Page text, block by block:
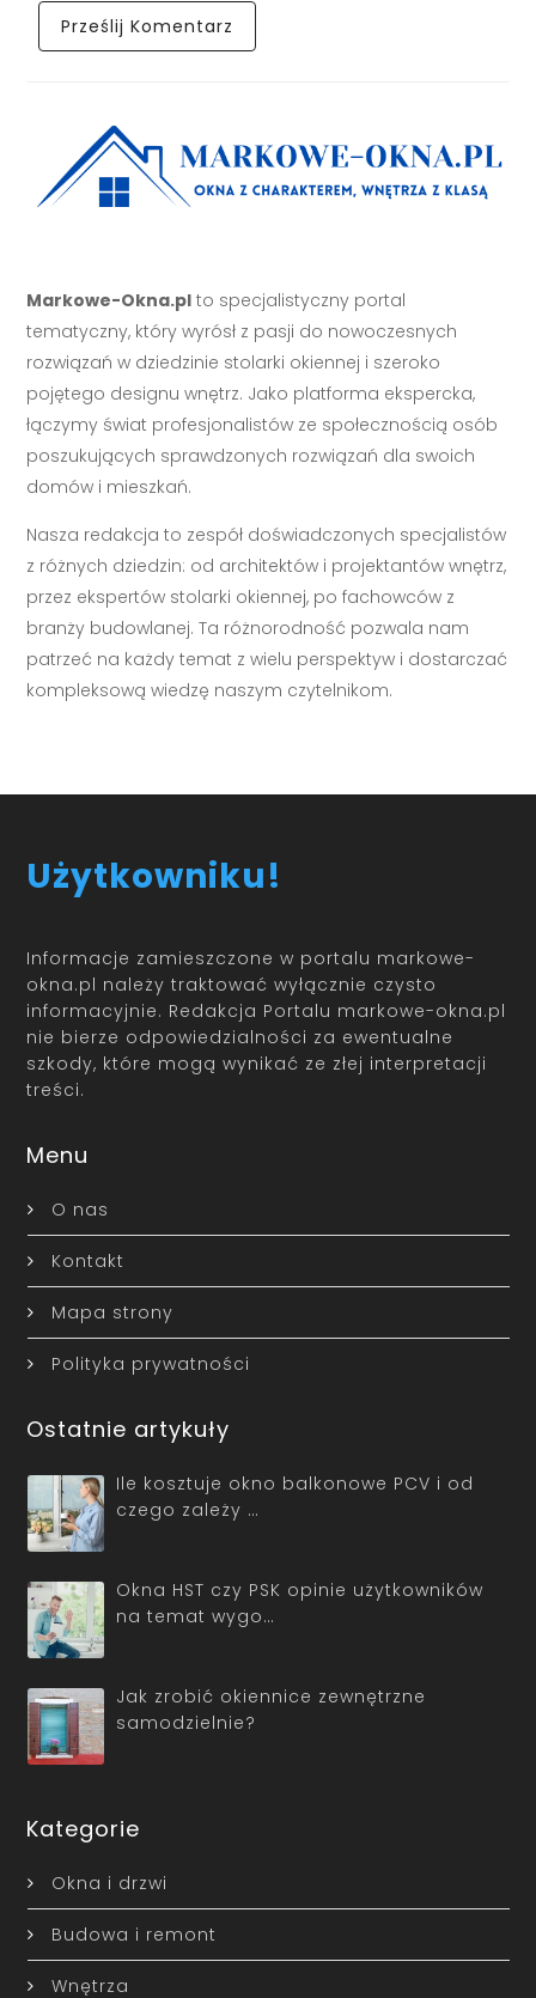
Markowe-Okna.pl to specjalistyczny portal
tematyczny, który wyrósł z pasji do nowoczesnych
rozwiązań w dziedzinie stolarki okiennej i szeroko
pojętego designu wnętrz. Jako platforma ekspercka,
łączymy świat profesjonalistów ze społecznością osób
poszukujących sprawdzonych rozwiązań dla swoich
domów i mieszkań.
Nasza redakcja to zespół doświadczonych specjalistów
z różnych dziedzin: od architektów i projektantów wnętrz,
przez ekspertów stolarki okiennej, po fachowców z
branży budowlanej. Ta różnorodność pozwala nam
patrzeć na każdy temat z wielu perspektyw i dostarczać
kompleksową wiedzę naszym czytelnikom.
Użytkowniku!
Informacje zamieszczone w portalu markowe-
okna.pl należy traktować wyłącznie czysto
informacyjnie. Redakcja Portalu markowe-okna.pl
nie bierze odpowiedzialności za ewentualne
szkody, które mogą wynikać ze złej interpretacji
treści.
Menu
O nas
Kontakt
Mapa strony
Polityka prywatności
Ostatnie artykuły
Ile kosztuje okno balkonowe PCV i od
czego zależy …
Okna HST czy PSK opinie użytkowników
na temat wygo…
Jak zrobić okiennice zewnętrzne
samodzielnie?
Kategorie
Okna i drzwi
Budowa i remont
Wnętrza